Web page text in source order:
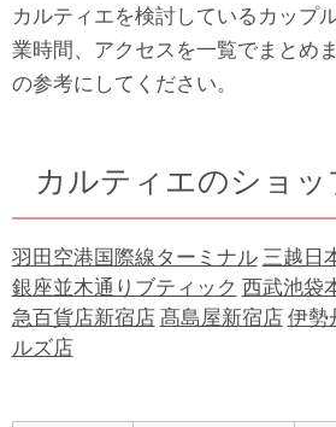
カルティエを検討しているカップ
業時間、アクセスを一覧でまとめ
の参考にしてください。
カルティエのショッ
羽田空港国際線ターミナル 三越日
銀座並木通りブティック 西武池袋
急百貨店新宿店 髙島屋新宿店 伊勢
ルズ店